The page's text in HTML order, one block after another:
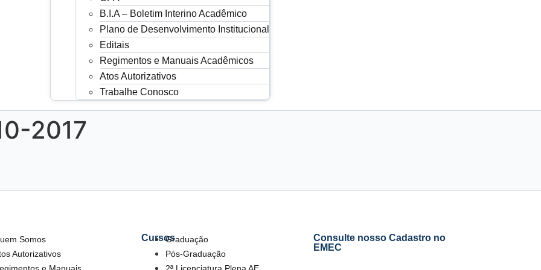
B.I.A – Boletim Interino Acadêmico
Plano de Desenvolvimento Institucional
Editais
Regimentos e Manuais Acadêmicos
Atos Autorizativos
Trabalhe Conosco
2017
Somos
Autorizativos
CursosGraduação
Pós-Graduação
Consulte nosso Cadastro no
EMEC